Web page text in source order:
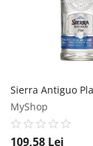
MyShop
109,58 Lei